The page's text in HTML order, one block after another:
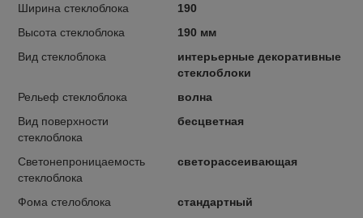
Ширина стеклоблока
190
Высота стеклоблока
190 мм
Вид стеклоблока
интерьерные декоративные
стеклоблоки
Рельеф стеклоблока
волна
Вид поверхности
стеклоблока
бесцветная
Светонепроницаемость
стеклоблока
светорассеивающая
Фома стелоблока
стандартный